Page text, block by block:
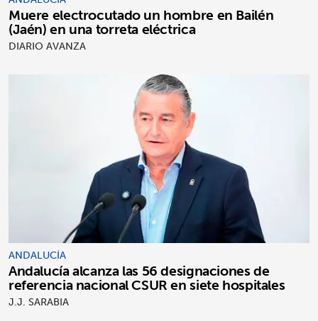
Muere electrocutado un hombre en Bailén
(Jaén) en una torreta eléctrica
DIARIO AVANZA
ANDALUCÍA
Andalucía alcanza las 56 designaciones de
referencia nacional CSUR en siete hospitales
J.J. SARABIA